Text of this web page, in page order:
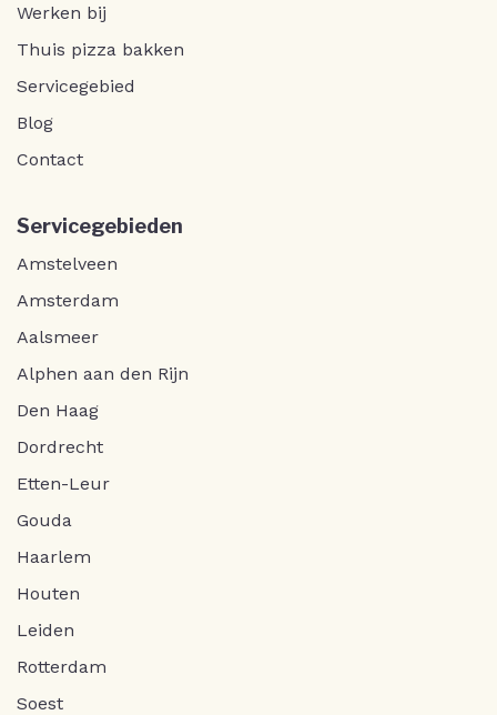
Werken bij
Thuis pizza bakken
Servicegebied
Blog
Contact
Servicegebieden
Amstelveen
Amsterdam
Aalsmeer
Alphen aan den Rijn
Den Haag
Dordrecht
Etten-Leur
Gouda
Haarlem
Houten
Leiden
Rotterdam
Soest